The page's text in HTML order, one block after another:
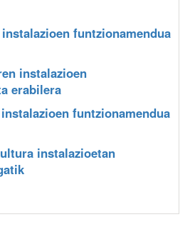
funtzionamendua
instalazioen
erabilera
funtzionamendua
instalazioetan